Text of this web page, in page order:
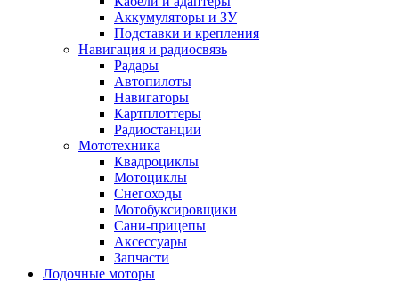
Аккумуляторы и ЗУ
Подставки и крепления
Навигация и радиосвязь
Радары
Автопилоты
Навигаторы
Картплоттеры
Радиостанции
Мототехника
Квадроциклы
Мотоциклы
Снегоходы
Мотобуксировщики
Сани-прицепы
Аксессуары
Запчасти
Лодочные моторы